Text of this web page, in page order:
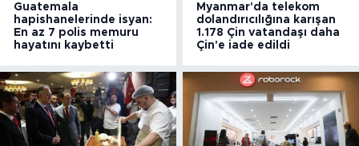
Guatemala
hapishanelerinde isyan:
En az 7 polis memuru
hayatını kaybetti
Myanmar'da telekom
dolandırıcılığına karışan
1.178 Çin vatandaşı daha
Çin'e iade edildi